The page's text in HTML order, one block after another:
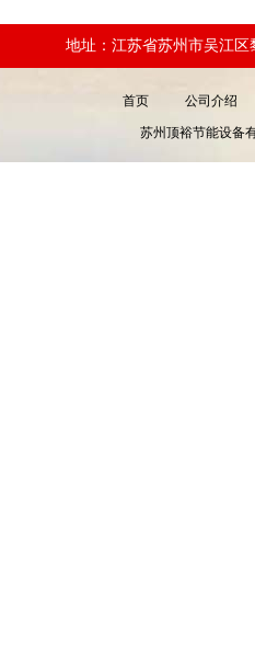
地址：江苏省苏州市吴江区
首页 公司介绍
苏州顶裕节能设备